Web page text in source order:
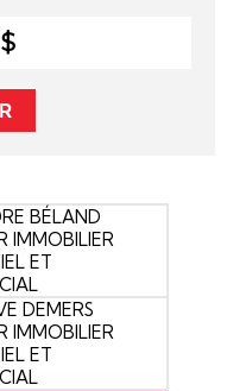
BÉLAND
IMMOBILIER
ET
DEMERS
IMMOBILIER
ET